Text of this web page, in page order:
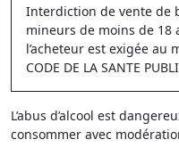
Interdiction de vente de
mineurs de moins de 18
l’acheteur est exigée au
CODE DE LA SANTE
L’abus d’alcool est
consommer avec